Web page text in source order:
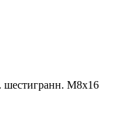
шестигранн. М8х16